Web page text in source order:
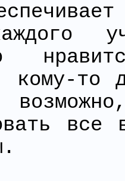
кому-то
все